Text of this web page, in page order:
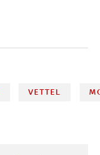
VETTEL